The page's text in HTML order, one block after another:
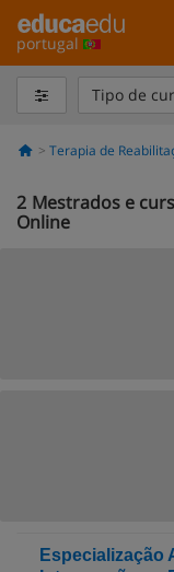
portugal
Tipo de
Terapia de
2 Mestrados e
Online
Especialização